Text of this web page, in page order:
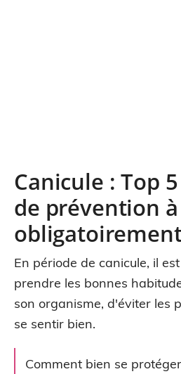
Canicule : Top
de prévention
En période de canicule, il
prendre les bonnes
son organisme, d'éviter les
se sentir bien.
Comment bien se